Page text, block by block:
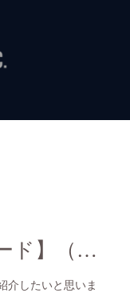
【USE CASE：バーコード】（第１回）バーコード撮影から商品管理システムへの連携
介したいと思いま